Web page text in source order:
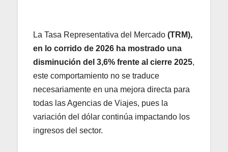
La Tasa Representativa del Mercado (TRM),
en lo corrido de 2026 ha mostrado una
disminución del 3,6% frente al cierre 2025,
este comportamiento no se traduce
necesariamente en una mejora directa para
todas las Agencias de Viajes, pues la
variación del dólar continúa impactando los
ingresos del sector.